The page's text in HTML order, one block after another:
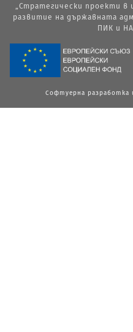
„Стратегически проекти в
развитие на държавната
ПИК и
Софтуерна